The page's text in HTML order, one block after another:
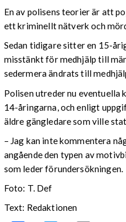
En av polisens teorier är att
ett kriminellt nätverk och
Sedan tidigare sitter en 15-
misstänkt för medhjälp till
sedermera ändrats till
Polisen utreder nu eventuella
14-åringarna, och enligt
äldre gängledare som ville
– Jag kan inte kommentera
angående den typen av
som leder förundersökningen.
Foto: T. Def
Text: Redaktionen